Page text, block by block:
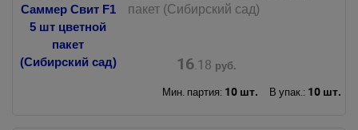
пакет (Сибирский сад)
16.18 руб.
Мин. партия: 10 шт. В упак.: 10 шт.